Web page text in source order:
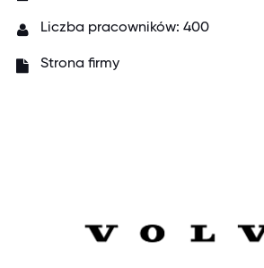
Liczba pracowników: 400
Strona firmy